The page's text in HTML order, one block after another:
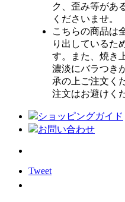
ク、歪み等があ
くださいませ。
こちらの商品は
り出しているた
す。また、焼き
濃淡にバラつき
承の上ご注文く
注文はお避けく
ショッピングガイド
お問い合わせ
Tweet